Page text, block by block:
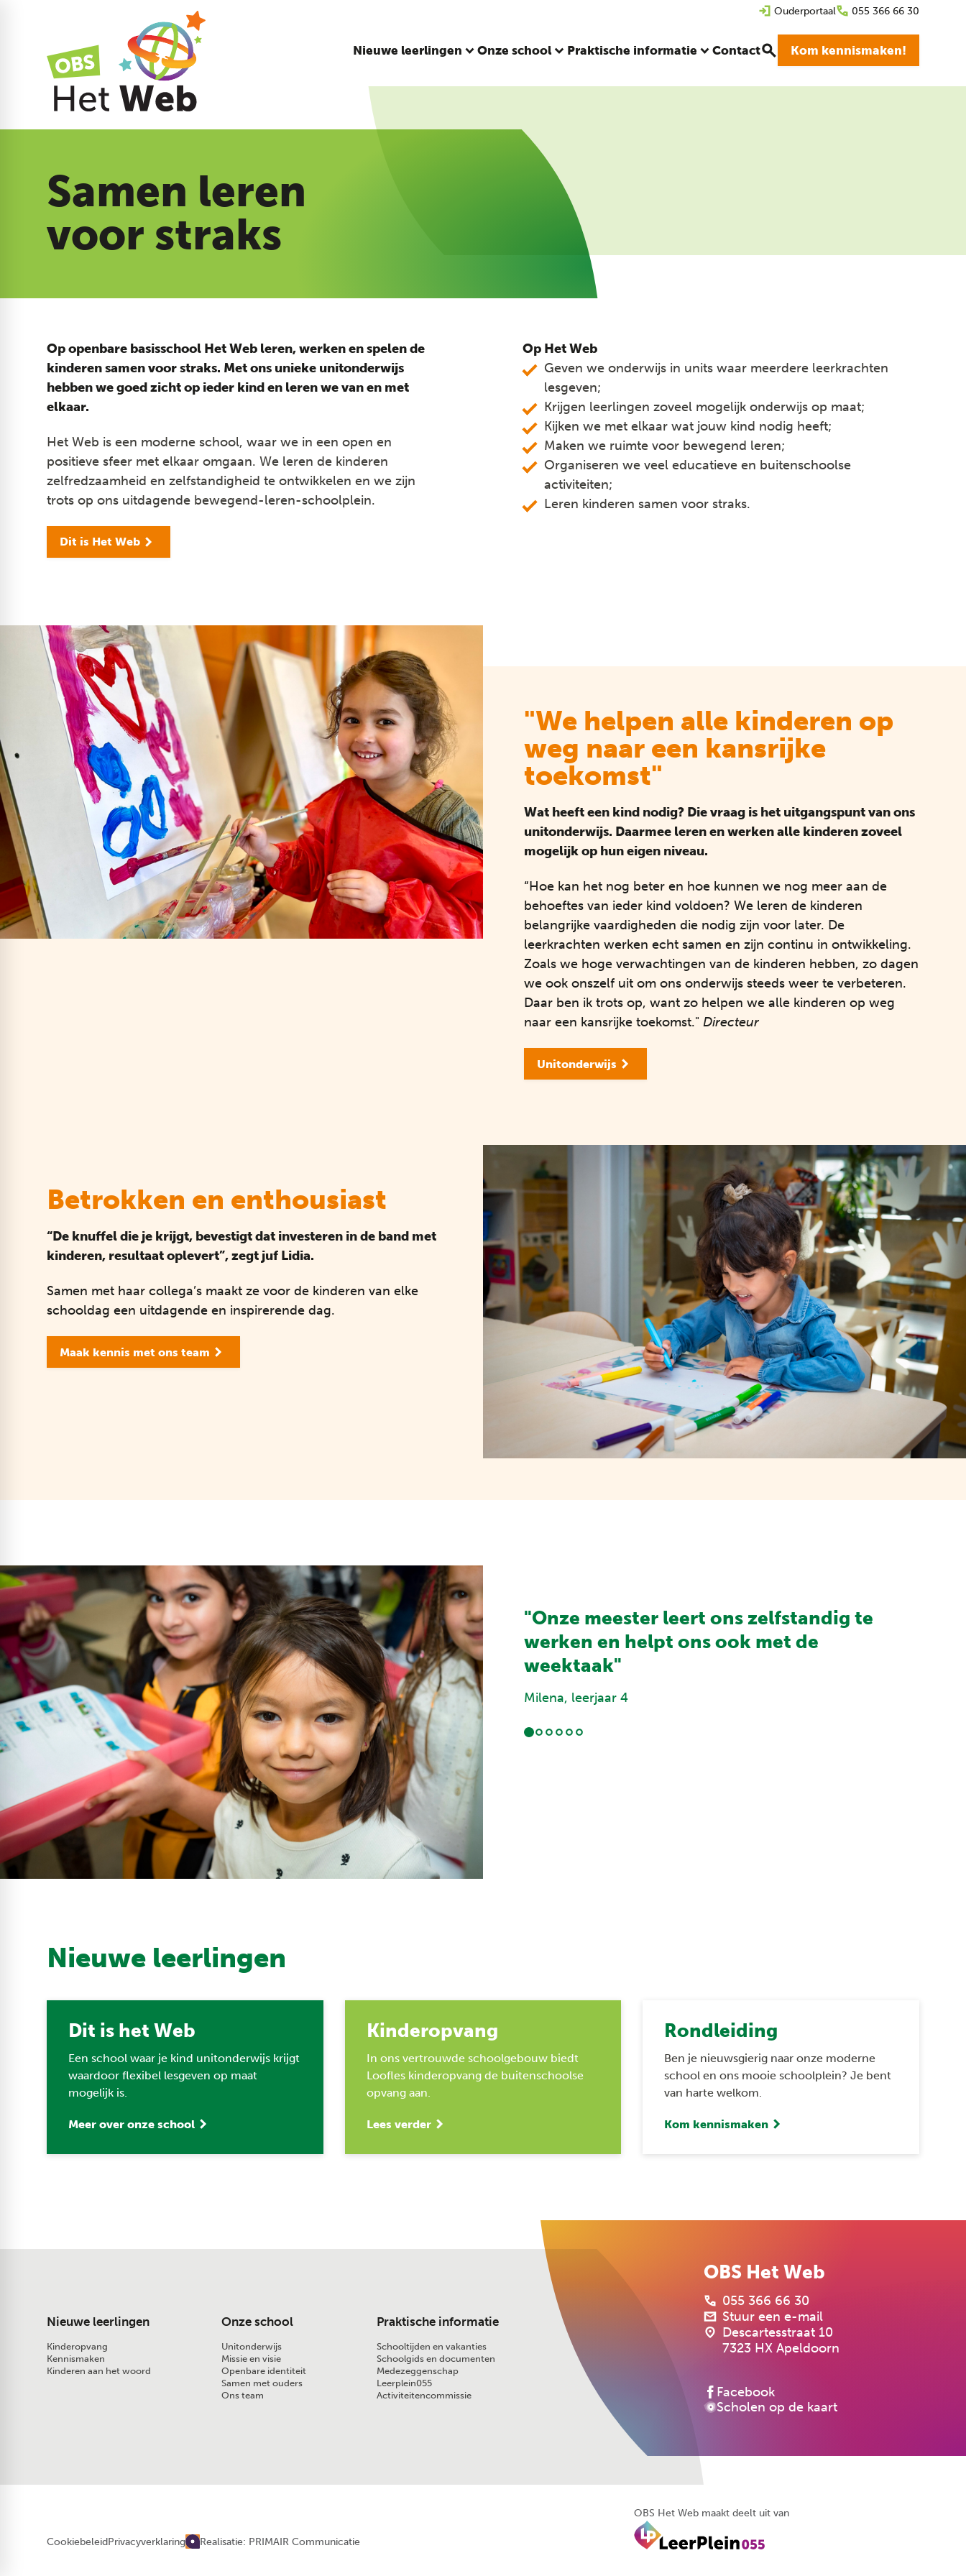
Ouderportaal 055 366 66 30
Nieuwe leerlingen Onze school Praktische informatie Contact Kom kennismaken!
Samen leren
voor straks
Op openbare basisschool Het Web leren, werken en spelen de
kinderen samen voor straks. Met ons unieke unitonderwijs
hebben we goed zicht op ieder kind en leren we van en met
elkaar.
Het Web is een moderne school, waar we in een open en
positieve sfeer met elkaar omgaan. We leren de kinderen
zelfredzaamheid en zelfstandigheid te ontwikkelen en we zijn
trots op ons uitdagende bewegend-leren-schoolplein.
Dit is Het Web
Op Het Web
Geven we onderwijs in units waar meerdere leerkrachten
lesgeven;
Krijgen leerlingen zoveel mogelijk onderwijs op maat;
Kijken we met elkaar wat jouw kind nodig heeft;
Maken we ruimte voor bewegend leren;
Organiseren we veel educatieve en buitenschoolse
activiteiten;
Leren kinderen samen voor straks.
"We helpen alle kinderen op
weg naar een kansrijke
toekomst"
Wat heeft een kind nodig? Die vraag is het uitgangspunt van ons
unitonderwijs. Daarmee leren en werken alle kinderen zoveel
mogelijk op hun eigen niveau.
“Hoe kan het nog beter en hoe kunnen we nog meer aan de
behoeftes van ieder kind voldoen? We leren de kinderen
belangrijke vaardigheden die nodig zijn voor later. De
leerkrachten werken echt samen en zijn continu in ontwikkeling.
Zoals we hoge verwachtingen van de kinderen hebben, zo dagen
we ook onszelf uit om ons onderwijs steeds weer te verbeteren.
Daar ben ik trots op, want zo helpen we alle kinderen op weg
naar een kansrijke toekomst."Directeur
Unitonderwijs
Betrokken en enthousiast
“De knuffel die je krijgt, bevestigt dat investeren in de band met
kinderen, resultaat oplevert”, zegt juf Lidia.
Samen met haar collega’s maakt ze voor de kinderen van elke
schooldag een uitdagende en inspirerende dag.
Maak kennis met ons team
"Onze meester leert ons zelfstandig te
werken en helpt ons ook met de
weektaak"
Milena, leerjaar 4
Nieuwe leerlingen
Dit is het Web
Een school waar je kind unitonderwijs krijgt
waardoor flexibel lesgeven op maat
mogelijk is.
Meer over onze school
Kinderopvang
In ons vertrouwde schoolgebouw biedt
Loofles kinderopvang de buitenschoolse
opvang aan.
Lees verder
Rondleiding
Ben je nieuwsgierig naar onze moderne
school en ons mooie schoolplein? Je bent
van harte welkom.
Kom kennismaken
Nieuwe leerlingen
Kinderopvang
Kennismaken
Kinderen aan het woord
Onze school
Unitonderwijs
Missie en visie
Openbare identiteit
Samen met ouders
Ons team
Praktische informatie
Schooltijden en vakanties
Schoolgids en documenten
Medezeggenschap
Leerplein055
Activiteitencommissie
OBS Het Web
055 366 66 30
Stuur een e-mail
Descartesstraat 10
7323 HX Apeldoorn
Facebook
Scholen op de kaart
CookiebeleidPrivacyverklaring Realisatie: PRIMAIR Communicatie
OBS Het Web maakt deelt uit van